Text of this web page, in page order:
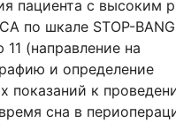
пациента с высоким
по шкале STOP-BANG
(направление на
и определение
показаний к
сна в